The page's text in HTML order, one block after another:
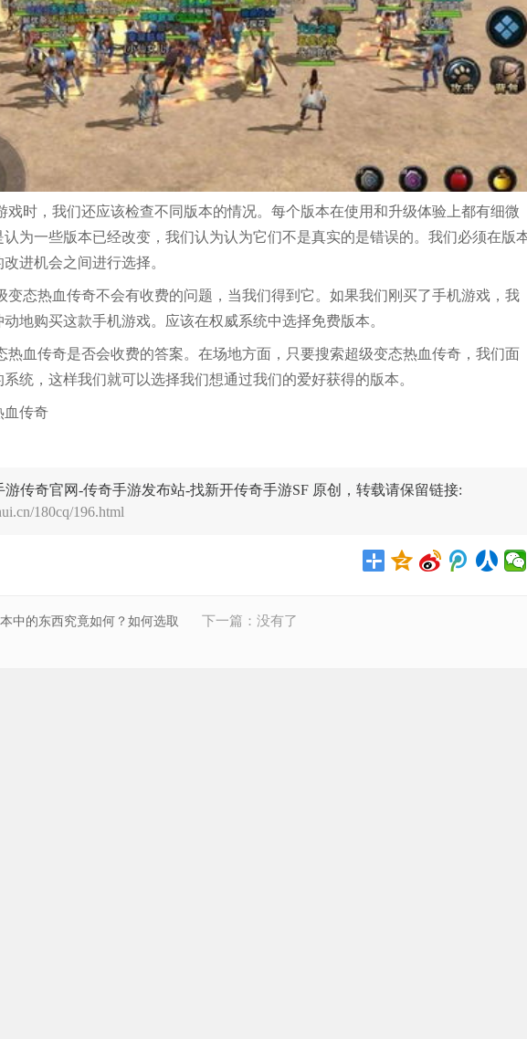
戏时，我们还应该检查不同版本的情况。每个版本在使用和升级体验上都有细微
为一些版本已经改变，我们认为认为它们不是真实的是错误的。我们必须在版
进机会之间进行选择。
变态热血传奇不会有收费的问题，当我们得到它。如果我们刚买了手机游戏，我
地购买这款手机游戏。应该在权威系统中选择免费版本。
热血传奇是否会收费的答案。在场地方面，只要搜索超级变态热血传奇，我们面
统，这样我们就可以选择我们想通过我们的爱好获得的版本。
血传奇
游传奇官网-传奇手游发布站-找新开传奇手游SF 原创，转载请保留链接:
180cq/196.html
中的东西究竟如何？如何选取 下一篇：没有了